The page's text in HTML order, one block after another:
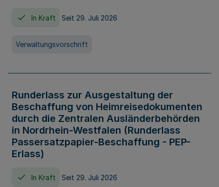
In Kraft Seit 29. Juli 2026
Verwaltungsvorschrift
Runderlass zur Ausgestaltung der
Beschaffung von Heimreisedokumenten
durch die Zentralen Ausländerbehörden
in Nordrhein-Westfalen (Runderlass
Passersatzpapier-Beschaffung - PEP-
Erlass)
In Kraft Seit 29. Juli 2026